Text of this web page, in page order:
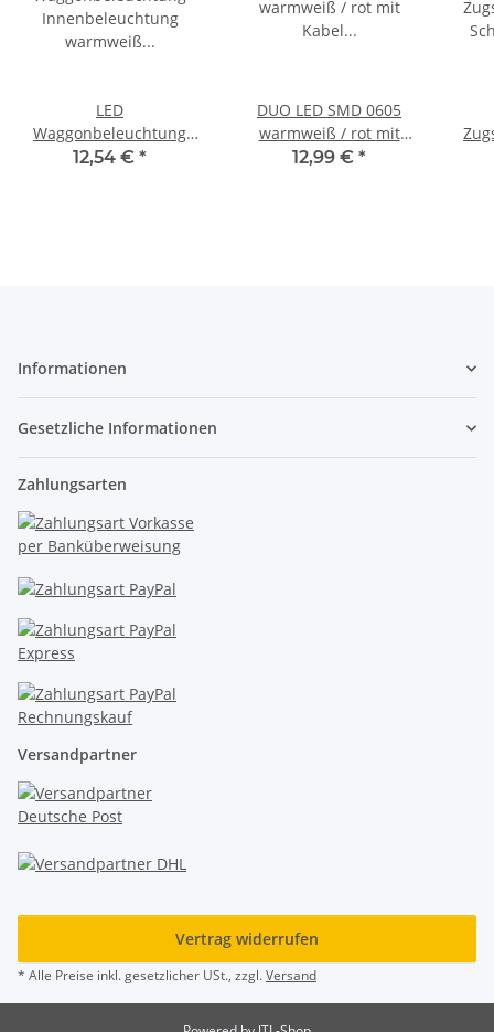
LED
Waggonbeleuchtung
Innenbeleuchtung
12,54 € *
DUO LED SMD 0605
warmweiß / rot mit
Kabel Lichtwechsel
12,99 € *
Informationen
Gesetzliche Informationen
Zahlungsarten
Versandpartner
Vertrag widerrufen
* Alle Preise inkl. gesetzlicher USt., zzgl.Versand